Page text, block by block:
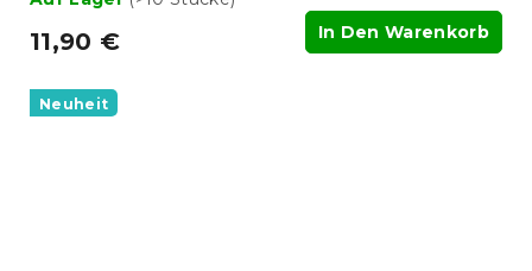
11,90 € In Den Warenkorb
Neuheit